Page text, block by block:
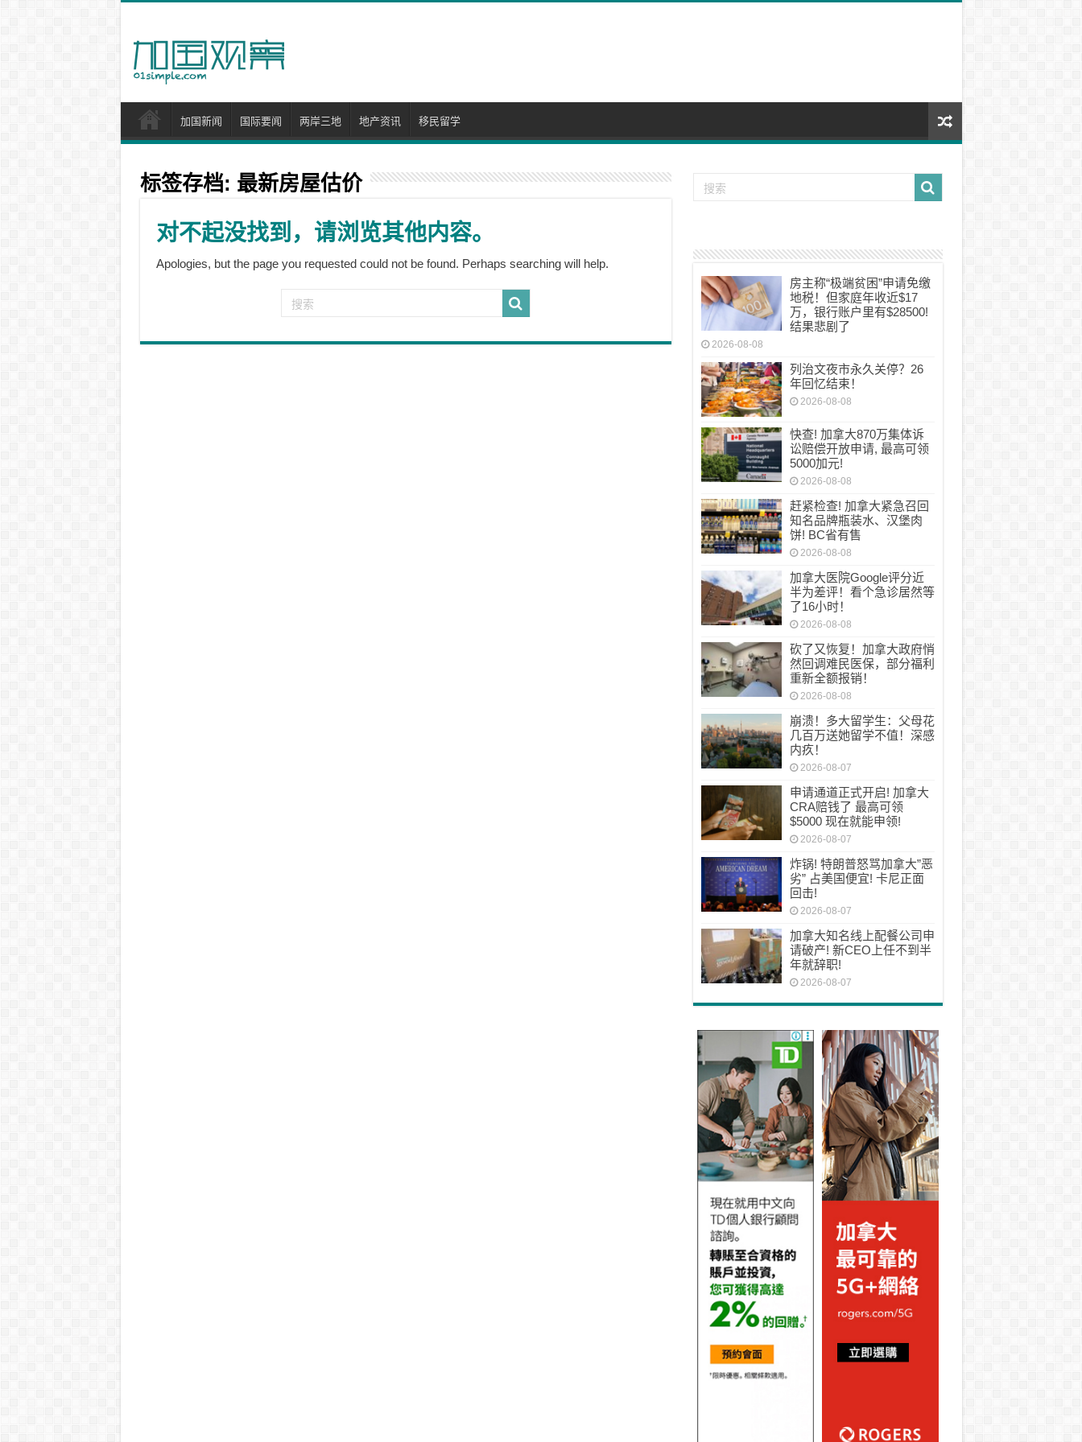
加国新闻 国际要闻 两岸三地 地产资讯 移民留学
标签存档: 最新房屋估价
对不起没找到，请浏览其他内容。
Apologies, but the page you requested could not be found. Perhaps searching will help.
房主称“极端贫困”申请免缴
地税！但家庭年收近$17
万，银行账户里有$28500!
结果悲剧了
2026-08-08
列治文夜市永久关停？26
年回忆结束！
2026-08-08
快查! 加拿大870万集体诉
讼赔偿开放申请, 最高可领
5000加元!
2026-08-08
赶紧检查! 加拿大紧急召回
知名品牌瓶装水、汉堡肉
饼! BC省有售
2026-08-08
加拿大医院Google评分近
半为差评！看个急诊居然等
了16小时！
2026-08-08
砍了又恢复！加拿大政府悄
然回调难民医保，部分福利
重新全额报销！
2026-08-08
崩溃！多大留学生：父母花
几百万送她留学不值！深感
内疚！
2026-08-07
申请通道正式开启! 加拿大
CRA赔钱了 最高可领
$5000 现在就能申领!
2026-08-07
炸锅! 特朗普怒骂加拿大”恶
劣” 占美国便宜! 卡尼正面
回击!
2026-08-07
加拿大知名线上配餐公司申
请破产! 新CEO上任不到半
年就辞职!
2026-08-07